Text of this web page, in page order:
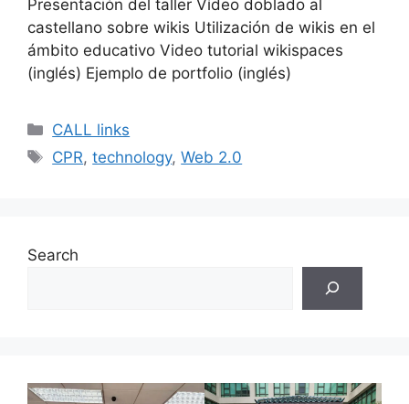
Presentación del taller Vídeo doblado al
castellano sobre wikis Utilización de wikis en el
ámbito educativo Video tutorial wikispaces
(inglés) Ejemplo de portfolio (inglés)
Categories
CALL links
Tags
CPR,technology,Web 2.0
Search